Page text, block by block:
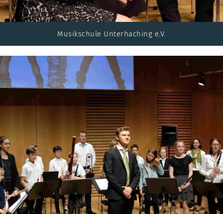
Musikschule Unterhaching e.V.